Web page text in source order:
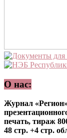
О нас:
Журнал
печать, тираж
48 стр. +4 стр.